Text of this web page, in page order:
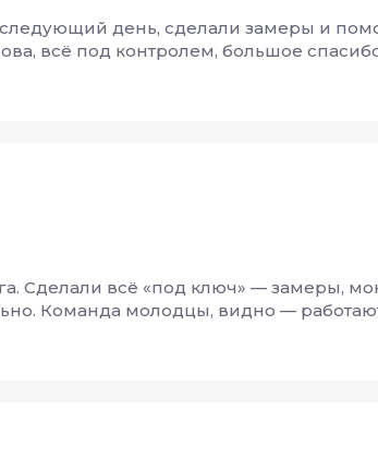
день, сделали замеры и
всё под контролем, большое
Сделали всё «под ключ» — замеры,
Команда молодцы, видно —